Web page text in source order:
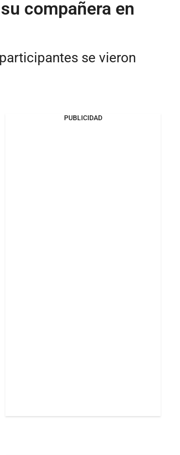
compañera en
se vieron
PUBLICIDAD